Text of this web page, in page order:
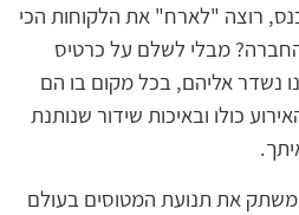
רוצה "לארח" את הלקוחות הכי
מבלי לשלם על כרטיס
נשדר אליהם, בכל מקום בו הם
כולו ובאיכות שידור שנותנת
משתק את תנועת המטוסים בעולם